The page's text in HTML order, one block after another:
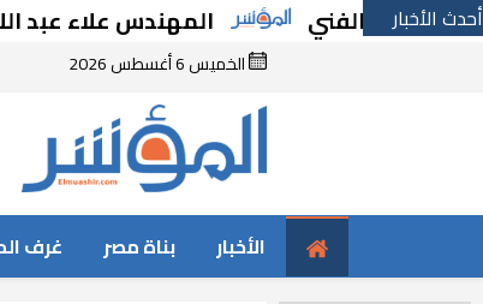
أحدث الأخبار
الفني المهندس علاء عبد اللاه:
الخميس 6 أغسطس 2026
الأخبار بناة مصر غرف